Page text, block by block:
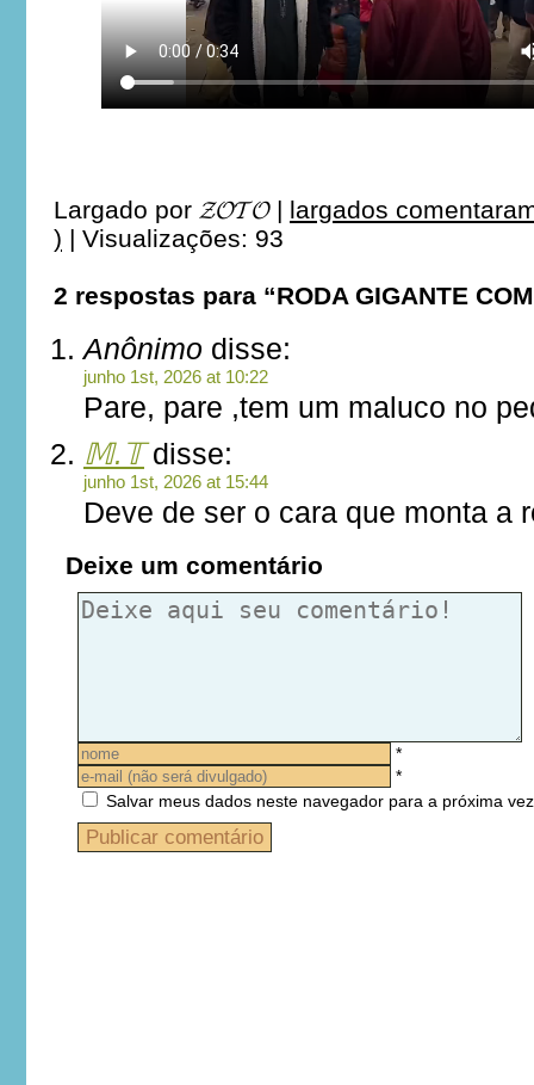
Largado por 𝓩𝓞𝓣𝓞| largados
) | Visualizações: 93
2 respostas para “RODA GIGANTE
Anônimo disse:
junho 1st, 2026 at 10:22
Pare, pare ,tem um maluco no
𝕄.𝕋disse:
junho 1st, 2026 at 15:44
Deve de ser o cara que monta a
Deixe um comentário
*
*
Salvar meus dados neste navegador para a próxima